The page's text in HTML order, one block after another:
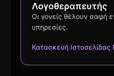
Λογοθεραπευτής
Οι γονείς θέλουν σαφή
υπηρεσίες.
Κατασκευή Ιστοσελίδας